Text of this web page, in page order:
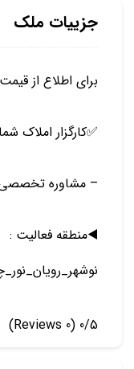
جزییات ملک
برای اطلاع از
✅️کارگزار املاک
– مشاوره تخصصی
◀️منطقه فعالیت :
0/5
(0 Reviews)